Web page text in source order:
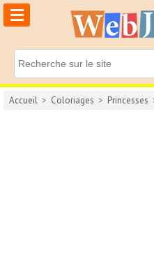
≡
Accueil > Coloriages > Princesses